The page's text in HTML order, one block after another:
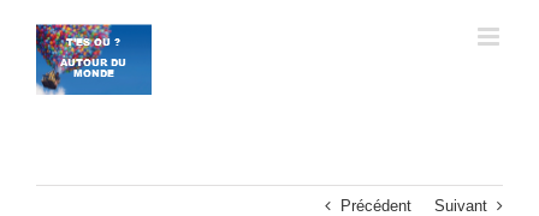
contenu
Précédent Suivant